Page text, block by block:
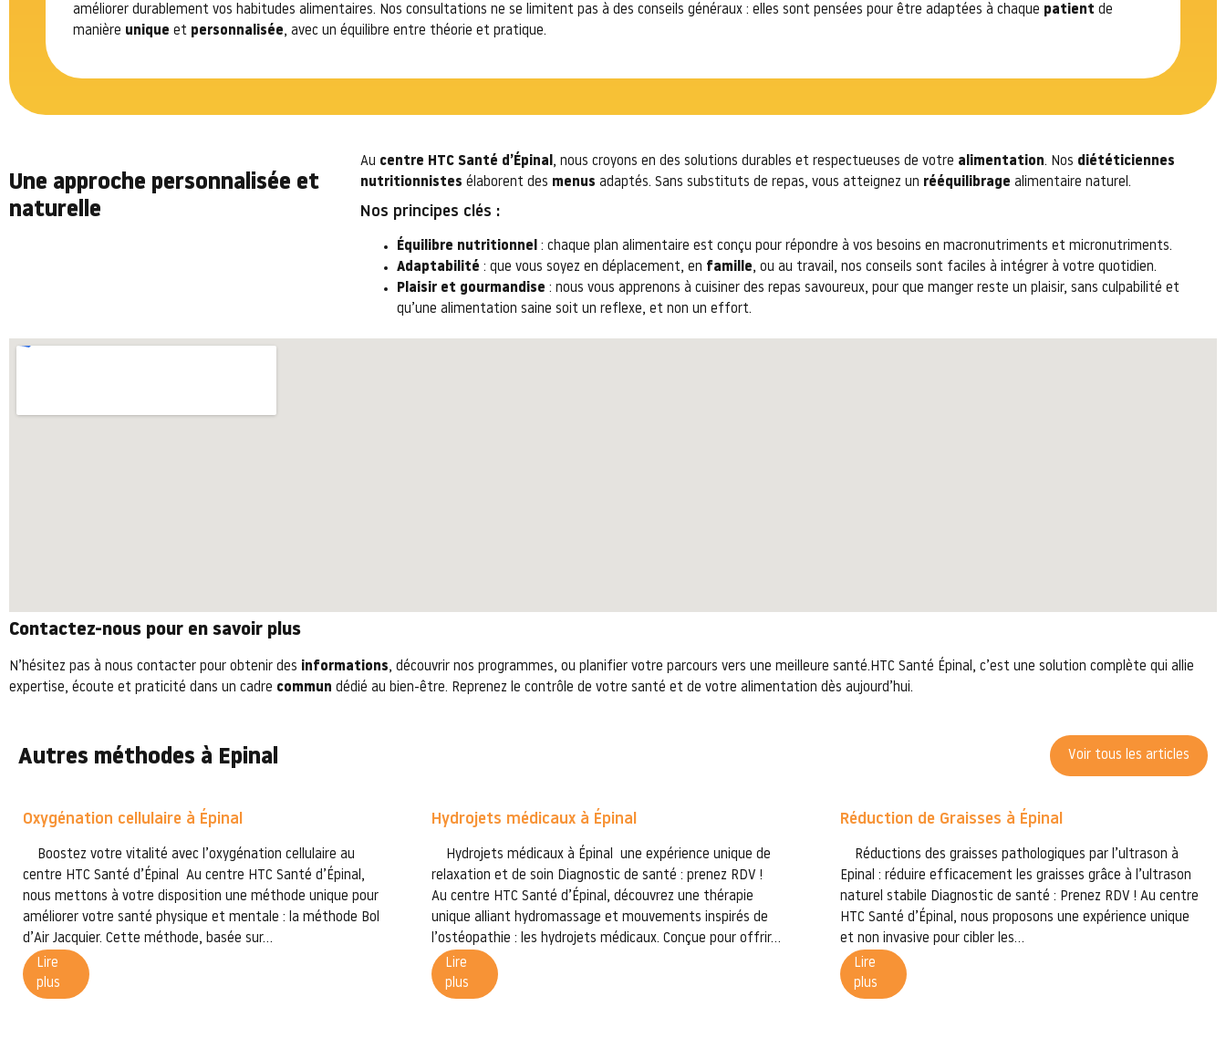
améliorer durablement vos habitudes alimentaires. Nos consultations ne se limitent pas à des conseils généraux : elles sont pensées pour être adaptées à chaque patient de
manière unique et personnalisée, avec un équilibre entre théorie et pratique.
Une approche personnalisée et
naturelle
Au centre HTC Santé d’Épinal, nous croyons en des solutions durables et respectueuses de votre alimentation. Nos diététiciennes
nutritionnistes élaborent des menus adaptés. Sans substituts de repas, vous atteignez un rééquilibrage alimentaire naturel.
Nos principes clés :
Équilibre nutritionnel : chaque plan alimentaire est conçu pour répondre à vos besoins en macronutriments et micronutriments.
Adaptabilité : que vous soyez en déplacement, en famille, ou au travail, nos conseils sont faciles à intégrer à votre quotidien.
Plaisir et gourmandise : nous vous apprenons à cuisiner des repas savoureux, pour que manger reste un plaisir, sans culpabilité et
qu’une alimentation saine soit un reflexe, et non un effort.
Contactez-nous pour en savoir plus
N’hésitez pas à nous contacter pour obtenir des informations, découvrir nos programmes, ou planifier votre parcours vers une meilleure santé.HTC Santé Épinal, c’est une solution complète qui allie
expertise, écoute et praticité dans un cadre commun dédié au bien-être. Reprenez le contrôle de votre santé et de votre alimentation dès aujourd’hui.
Autres méthodes à Epinal Voir tous les articles
Oxygénation cellulaire à Épinal
Boostez votre vitalité avec l’oxygénation cellulaire au
centre HTC Santé d’Épinal Au centre HTC Santé d’Épinal,
nous mettons à votre disposition une méthode unique pour
améliorer votre santé physique et mentale : la méthode Bol
d’Air Jacquier. Cette méthode, basée sur...
Lire
plus
Hydrojets médicaux à Épinal
Hydrojets médicaux à Épinal une expérience unique de
relaxation et de soin Diagnostic de santé : prenez RDV !
Au centre HTC Santé d’Épinal, découvrez une thérapie
unique alliant hydromassage et mouvements inspirés de
l’ostéopathie : les hydrojets médicaux. Conçue pour offrir...
Lire
plus
Réduction de Graisses à Épinal
Réductions des graisses pathologiques par l’ultrason à
Epinal : réduire efficacement les graisses grâce à l’ultrason
naturel stabile Diagnostic de santé : Prenez RDV ! Au centre
HTC Santé d’Épinal, nous proposons une expérience unique
et non invasive pour cibler les...
Lire
plus